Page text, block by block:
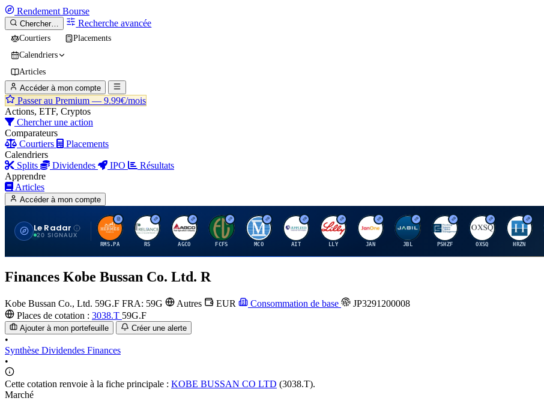
Rendement Bourse
Chercher… Recherche avancée
Courtiers
Placements
Calendriers
Articles
Accéder à mon compte
Passer au Premium — 9.99€/mois
Actions, ETF, Cryptos
Chercher une action
Comparateurs
Courtiers
Placements
Calendriers
Splits
Dividendes IPO
Résultats
Apprendre
Articles
Accéder à mon compte
Le Radar
20 SIGNAUX
H
RMS.PA
R
RS
A
AGCO
F
FCFS
M
MCO
A
AIT
E
LLY
J
JAN
J
JBL
P
PSHZF
O
OXSQ
H
HRZN
Finances Kobe Bussan Co. Ltd. R
Kobe Bussan Co., Ltd. 59G.F FRA: 59G Autres EUR Consommation de base
JP3291200008
Places de cotation : 3038.T 59G.F
Ajouter à mon portefeuille Créer une alerte
•
Synthèse Dividendes Finances
•
Cette cotation renvoie à la fiche principale : KOBE BUSSAN CO LTD (3038.T).
Marché